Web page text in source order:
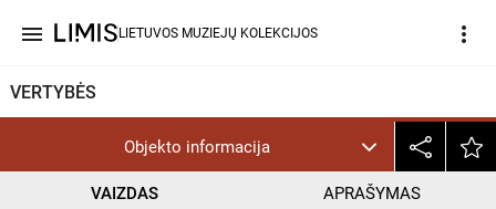
menu LIETUVOS MUZIEJŲ KOLEKCIJOS more_vert
VERTYBĖS
Objekto informacija
VAIZDAS APRAŠYMAS
CC BY-NC